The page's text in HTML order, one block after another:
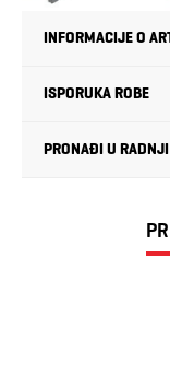
INFORMACIJE O
ISPORUKA ROBE
PRONAĐI U RADNJI